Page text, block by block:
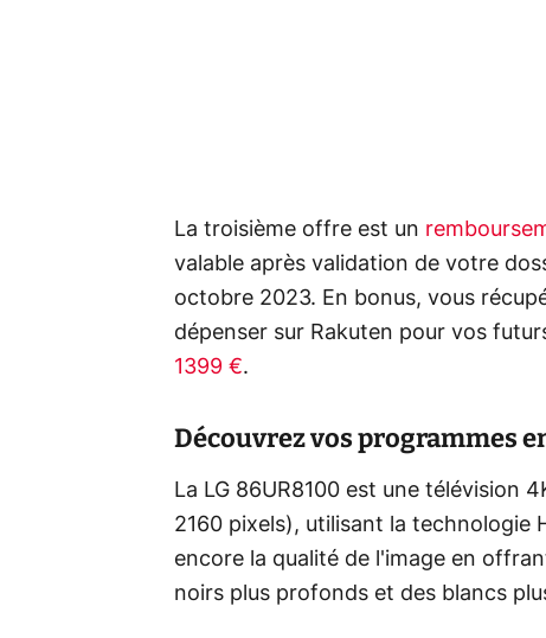
La troisième offre est un
valable après validation de votre
octobre 2023. En bonus, vous
dépenser sur Rakuten pour vos
1399 €.
Découvrez vos programmes
La LG 86UR8100 est une télévision
2160 pixels), utilisant la technologie
encore la qualité de l'image en
noirs plus profonds et des blancs